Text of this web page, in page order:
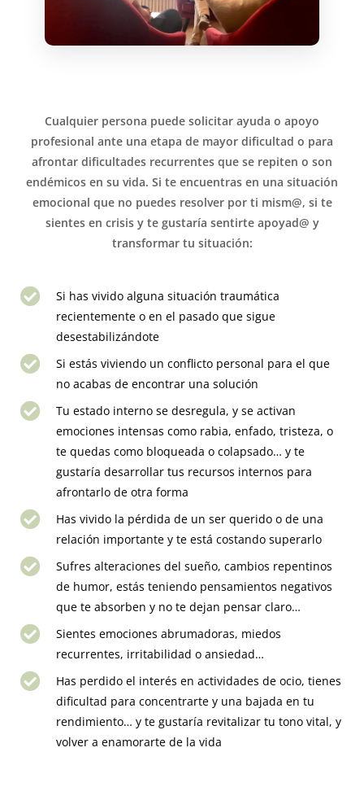
Cualquier persona puede solicitar ayuda o apoyo
profesional ante una etapa de mayor dificultad o para
afrontar dificultades recurrentes que se repiten o son
endémicos en su vida. Si te encuentras en una situación
emocional que no puedes resolver por ti mism@, si te
sientes en crisis y te gustaría sentirte apoyad@ y
transformar tu situación:
Si has vivido alguna situación traumática
recientemente o en el pasado que sigue
desestabilizándote
Si estás viviendo un conflicto personal para el que
no acabas de encontrar una solución
Tu estado interno se desregula, y se activan
emociones intensas como rabia, enfado, tristeza, o
te quedas como bloqueada o colapsado… y te
gustaría desarrollar tus recursos internos para
afrontarlo de otra forma
Has vivido la pérdida de un ser querido o de una
relación importante y te está costando superarlo
Sufres alteraciones del sueño, cambios repentinos
de humor, estás teniendo pensamientos negativos
que te absorben y no te dejan pensar claro…
Sientes emociones abrumadoras, miedos
recurrentes, irritabilidad o ansiedad…
Has perdido el interés en actividades de ocio, tienes
dificultad para concentrarte y una bajada en tu
rendimiento… y te gustaría revitalizar tu tono vital, y
volver a enamorarte de la vida